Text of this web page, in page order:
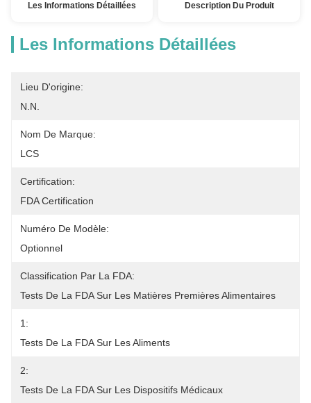
Les Informations Détaillées Description Du Produit
Les Informations Détaillées
Lieu D'origine:
N.N.
Nom De Marque:
LCS
Certification:
FDA Certification
Numéro De Modèle:
Optionnel
Classification Par La FDA:
Tests De La FDA Sur Les Matières Premières Alimentaires
1:
Tests De La FDA Sur Les Aliments
2:
Tests De La FDA Sur Les Dispositifs Médicaux